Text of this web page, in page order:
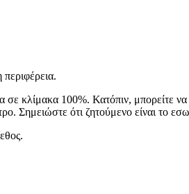
κλίμακα 100%. Κατόπιν, μπορείτε
Σημειώστε ότι ζητούμενο είναι το